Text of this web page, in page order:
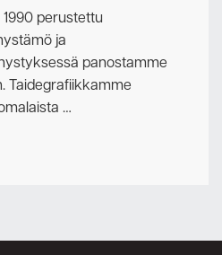
perustettu
ja
panostamme
Taidegrafiikkamme
…